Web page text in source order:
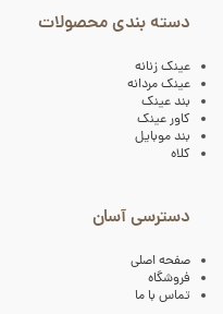
دسته بندی محصولات
عینک زنانه
عینک مردانه
بند عینک
کاور عینک
بند موبایل
کلاه
دسترسی آسان
صفحه اصلی
فروشگاه
تماس با ما